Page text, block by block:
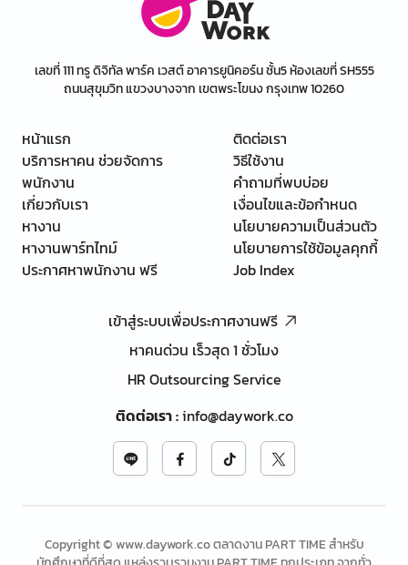
เลขที่ 111 ทรู ดิจิทัล พาร์ค เวสต์ อาคารยูนิคอร์น ชั้น5 ห้องเลขที่ SH555
ถนนสุขุมวิท แขวงบางจาก เขตพระโขนง กรุงเทพ 10260
หน้าแรก
บริการหาคน ช่วยจัดการ
พนักงาน
เกี่ยวกับเรา
หางาน
หางานพาร์ทไทม์
ประกาศหาพนักงาน ฟรี
ติดต่อเรา
วิธีใช้งาน
คำถามที่พบบ่อย
เงื่อนไขและข้อกำหนด
นโยบายความเป็นส่วนตัว
นโยบายการใช้ข้อมูลคุกกี้
Job Index
เข้าสู่ระบบเพื่อประกาศงานฟรี
หาคนด่วน เร็วสุด 1 ชั่วโมง
HR Outsourcing Service
ติดต่อเรา:info@daywork.co
Copyright © www.daywork.co ตลาดงาน PART TIME สำหรับ